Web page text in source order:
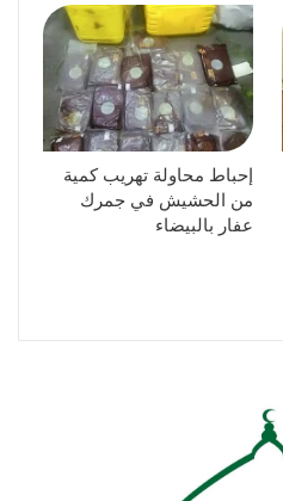
إحباط محاولة تهريب كمية
من الحشيش في جمرك
عفار بالبيضاء